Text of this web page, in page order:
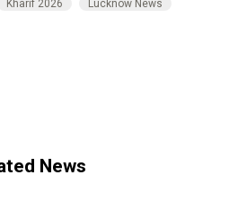
Kharif 2026
Lucknow News
News